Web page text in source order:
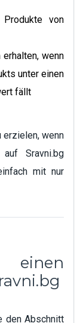
von
wenn
unter einen
fällt
erzielen, wenn
Sravni.bg
mit nur
den Abschnitt